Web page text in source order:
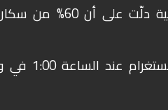
تطبيق انستغرام مخصص للهواتف
عالمياً على